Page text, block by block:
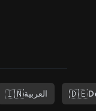
🇮🇳العربية 🇩🇪